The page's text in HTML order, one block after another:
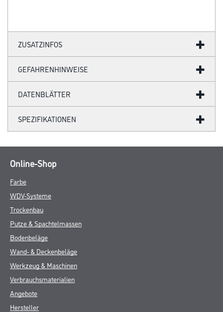
ZUSATZINFOS
GEFAHRENHINWEISE
DATENBLÄTTER
SPEZIFIKATIONEN
Online-Shop
Farbe
WDV-Systeme
Trockenbau
Putze & Spachtelmassen
Bodenbeläge
Wand- & Deckenbeläge
Werkzeug & Maschinen
Verbrauchsmaterialien
Angebote
Hersteller